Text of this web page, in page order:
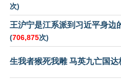
次)
王沪宁是江系派到习近平身边
(706,875次)
生我者猴死我雕 马英九亡国达